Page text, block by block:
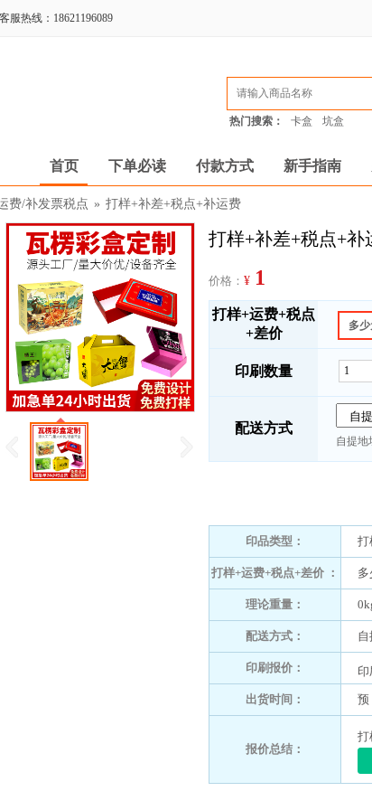
服热线：18621196089
热门搜索： 卡盒 坑盒
首页 下单必读 付款方式 新手指南
费/补发票税点 » 打样+补差+税点+补运费
打样+补差+税点+补
价格： ¥ 1
打样+运费+税点
+差价
多
印刷数量
配送方式
自提地
印品类型： 打
打样+运费+税点+差价 ：
理论重量：
配送方式：
印刷报价： 印
出货时间：
报价总结：
打